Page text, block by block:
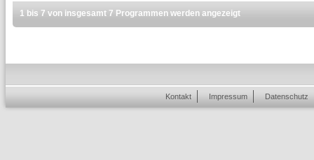
1 bis 7 von insgesamt 7 Programmen werden angezeigt
Kontakt Impressum Datenschutz